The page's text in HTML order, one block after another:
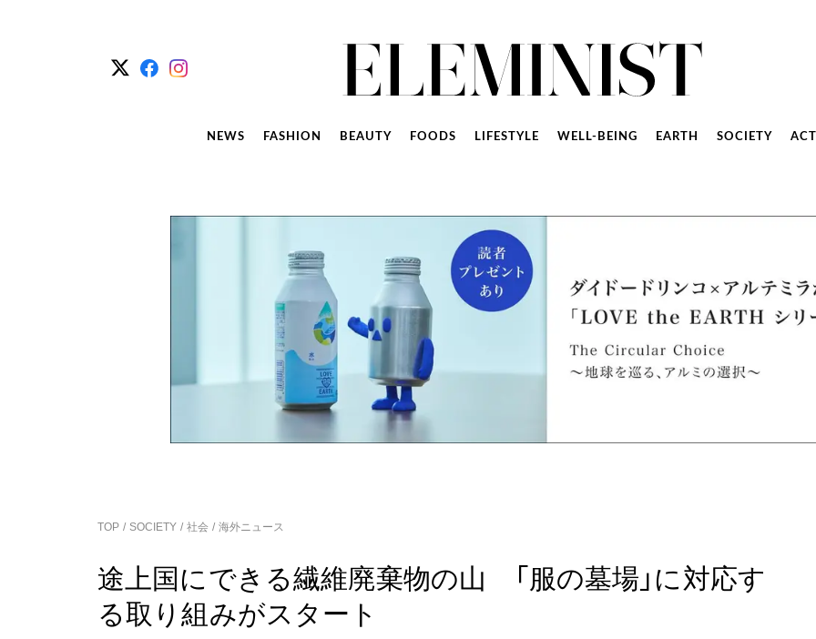
NEWS FASHION BEAUTY FOODS LIFESTYLE WELL-BEING EARTH SOCIETY
TOP SOCIETY 社会 海外ニュース
途上国にできる繊維廃棄物の山 「服の墓場」に対応す
る取り組みがスタート